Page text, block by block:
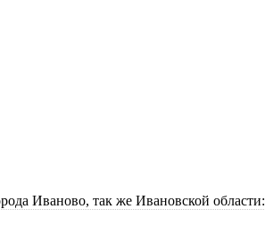
Иваново, так же Ивановской области: